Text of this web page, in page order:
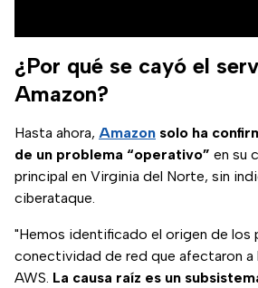
¿Por qué se cayó el
Amazon?
Hasta ahora, Amazon solo ha
de un problema “operativo” en su
principal en Virginia del Norte, sin
ciberataque.
"Hemos identificado el origen de los
conectividad de red que afectaron a
AWS. La causa raíz es un